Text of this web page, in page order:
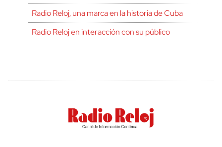
Radio Reloj, una marca en la historia de Cuba
Radio Reloj en interacción con su público